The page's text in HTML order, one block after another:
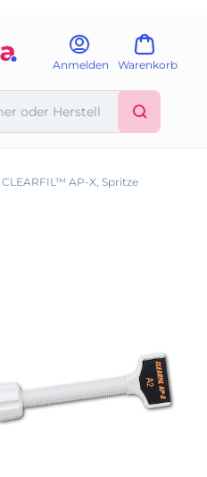
Anmelden Warenkorb
CLEARFIL™ AP-X, Spritze